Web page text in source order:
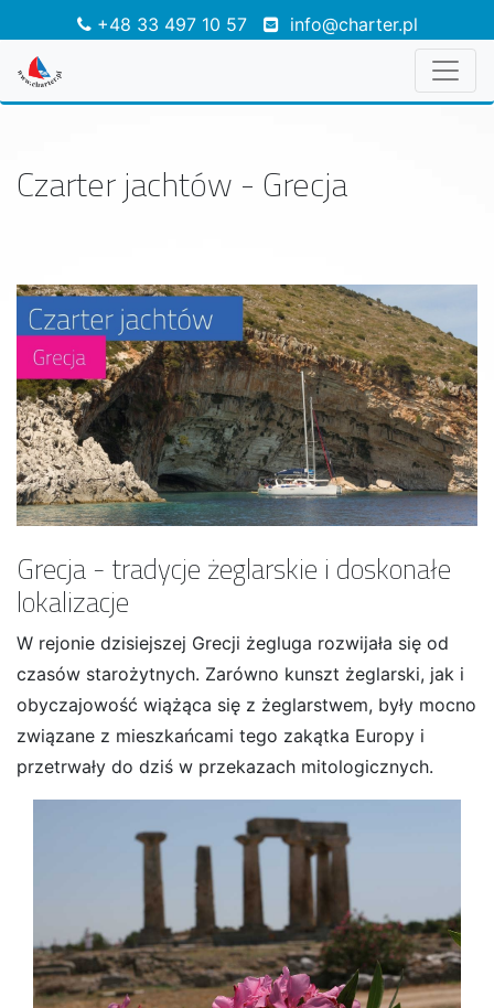
+48 33 497 10 57 info@charter.pl
Czarter jachtów - Grecja
Grecja - tradycje żeglarskie i doskonałe
lokalizacje
W rejonie dzisiejszej Grecji żegluga rozwijała się od
czasów starożytnych. Zarówno kunszt żeglarski, jak i
obyczajowość wiążąca się z żeglarstwem, były mocno
związane z mieszkańcami tego zakątka Europy i
przetrwały do dziś w przekazach mitologicznych.